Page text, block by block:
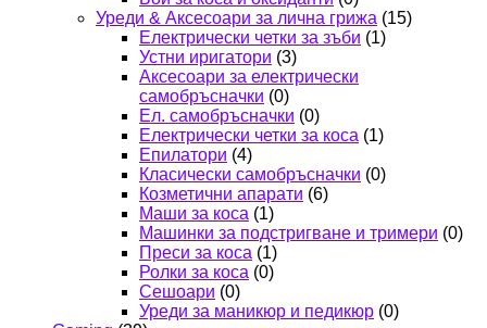
Уреди & Аксесоари за лична грижа (15)
Електрически четки за зъби (1)
Устни иригатори (3)
Аксесоари за електрически
самобръсначки (0)
Ел. самобръсначки (0)
Електрически четки за коса (1)
Епилатори (4)
Класически самобръсначки (0)
Козметични апарати (6)
Маши за коса (1)
Машинки за подстригване и тримери (0)
Преси за коса (1)
Ролки за коса (0)
Сешоари (0)
Уреди за маникюр и педикюр (0)